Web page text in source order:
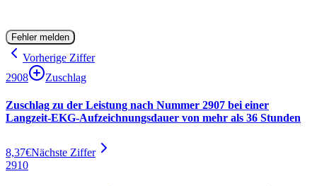
Fehler melden
Vorherige Ziffer
2908
Zuschlag
Zuschlag zu der Leistung nach Nummer 2907 bei einer
Langzeit-EKG-Aufzeichnungsdauer von mehr als 36 Stunden
8,37€Nächste Ziffer
2910